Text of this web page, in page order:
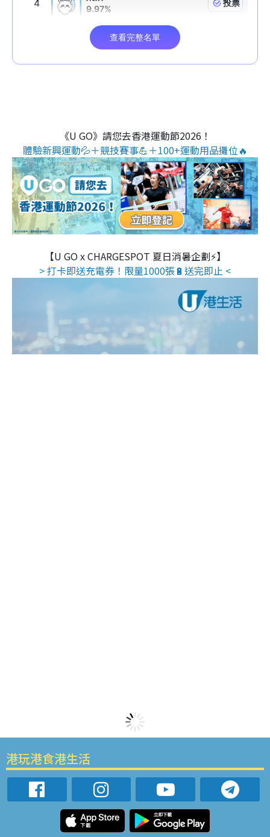
《U GO》請您去香港運動節2026！
體驗新興運動💦＋競技賽事💪＋100+運動用品攤位🔥
【U GO x CHARGESPOT 夏日消暑企劃⚡】
> 打卡即送充電券！限量1000張🔋送完即止 <
港玩港食港生活